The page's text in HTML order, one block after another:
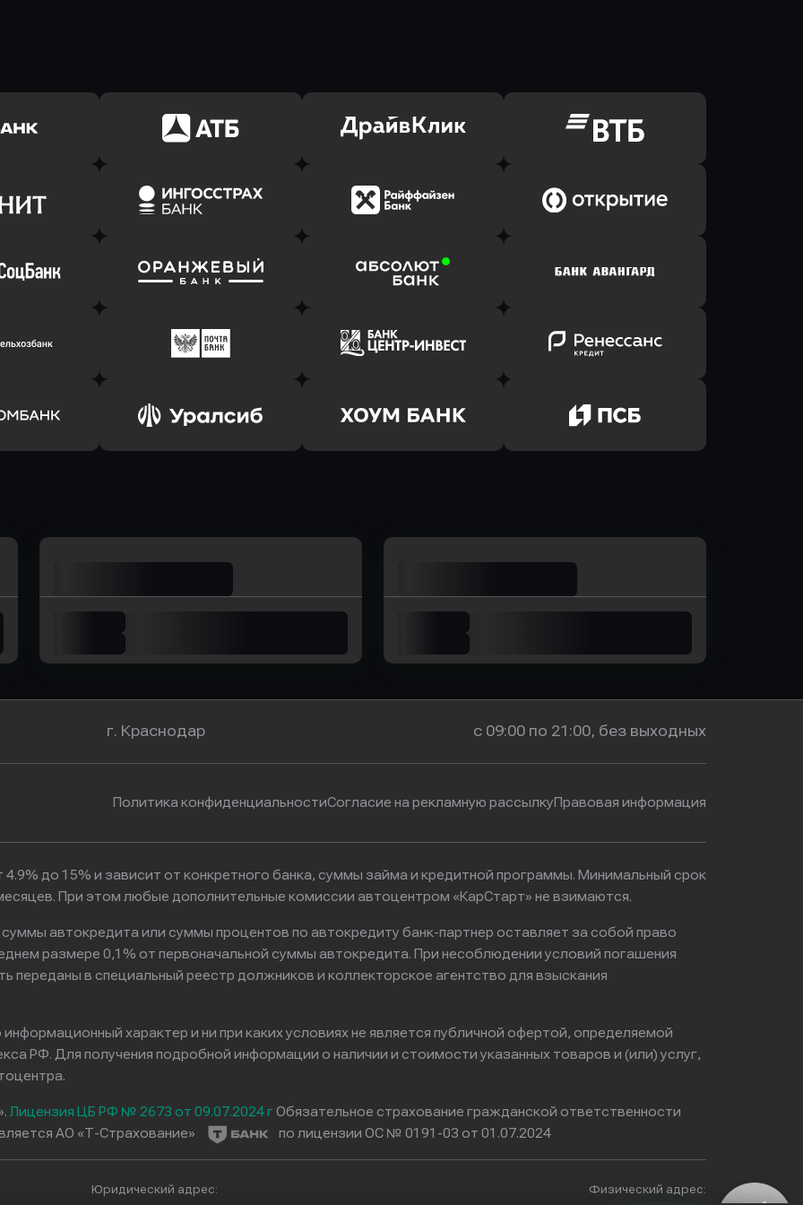
заявку
Оправить заявку
в АТБ Банк
Оправить заявку
в Драйв Клик Банк
Оправить заявку
в ВТБ
заявку
Банк
Оправить заявку
в Ингосстрах Банк
Оправить заявку
в Райффайзен Банк
в Банк Открытие
заявку
Оправить заявку
в Банк Оранжевый
Оправить заявку
в Абсолют Банк
Оправить заявку
в Банк Авангард
заявку
Оправить заявку
в Почта Банк
Оправить заявку
в Центр-Инвест
Оправить заявку
в Ренессанс Банк
г. Краснодар с 09:00 по 21:00, без выходных
Политика конфиденциальностиСогласие на рекламную рассылкуПравовая информация
до 15% и зависит от конкретного банка, суммы займа и кредитной программы. Минимальный срок
При этом любые дополнительные комиссии автоцентром «КарСтарт» не взимаются.
автокредита или суммы процентов по автокредиту банк-партнер оставляет за собой право
размере 0,1% от первоначальной суммы автокредита. При несоблюдении условий погашения
переданы в специальный реестр должников и коллекторское агентство для взыскания
характер и ни при каких условиях не является публичной офертой, определяемой
РФ. Для получения подробной информации о наличии и стоимости указанных товаров и (или) услуг,
Лицензия ЦБ РФ № 2673 от 09.07.2024 гОбязательное страхование гражданской ответственности
АО «Т-Страхование»
по лицензии ОС № 0191-03 от 01.07.2024
Юридический адрес: Физический адрес: